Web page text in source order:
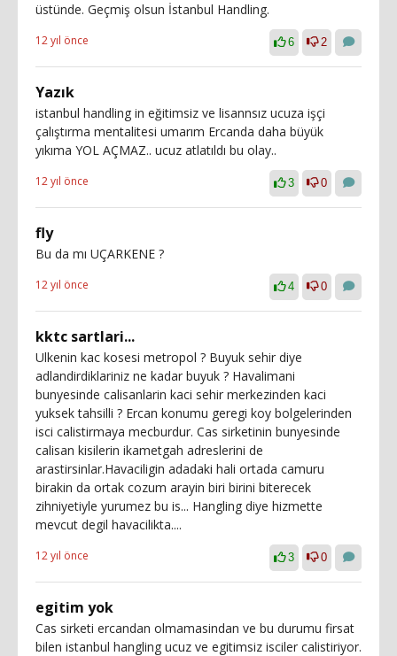
üstünde. Geçmiş olsun İstanbul Handling.
12 yıl önce 6 2
Yazık
istanbul handling in eğitimsiz ve lisannsız ucuza işçi
çalıştırma mentalitesi umarım Ercanda daha büyük
yıkıma YOL AÇMAZ.. ucuz atlatıldı bu olay..
12 yıl önce 3 0
fly
Bu da mı UÇARKENE ?
12 yıl önce 4 0
kktc sartlari...
Ulkenin kac kosesi metropol ? Buyuk sehir diye
adlandirdiklariniz ne kadar buyuk ? Havalimani
bunyesinde calisanlarin kaci sehir merkezinden kaci
yuksek tahsilli ? Ercan konumu geregi koy bolgelerinden
isci calistirmaya mecburdur. Cas sirketinin bunyesinde
calisan kisilerin ikametgah adreslerini de
arastirsinlar.Havaciligin adadaki hali ortada camuru
birakin da ortak cozum arayin biri birini biterecek
zihniyetiyle yurumez bu is... Hangling diye hizmette
mevcut degil havacilikta....
12 yıl önce 3 0
egitim yok
Cas sirketi ercandan olmamasindan ve bu durumu firsat
bilen istanbul hangling ucuz ve egitimsiz isciler calistiriyor.